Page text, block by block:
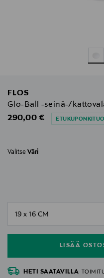
FLOS
Glo-Ball -seinä-/
Original Price
290,00 €
Valitse Väri
LISÄÄ
HETI SAATAVILLA